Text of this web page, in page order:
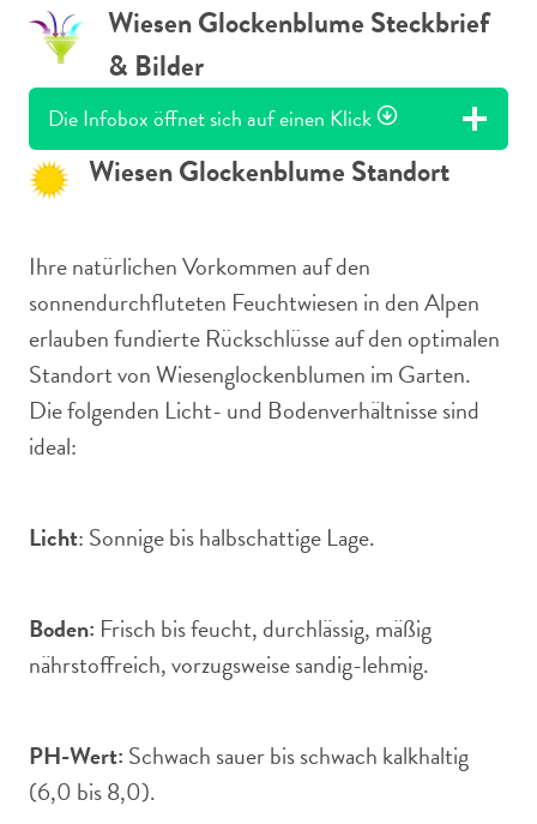
Wiesen Glockenblume Steckbrief
& Bilder
Die Infobox öffnet sich auf einen Klick
Wiesen Glockenblume Standort
Ihre natürlichen Vorkommen auf den
sonnendurchfluteten Feuchtwiesen in den Alpen
erlauben fundierte Rückschlüsse auf den optimalen
Standort von Wiesenglockenblumen im Garten.
Die folgenden Licht- und Bodenverhältnisse sind
ideal:
Licht: Sonnige bis halbschattige Lage.
Boden: Frisch bis feucht, durchlässig, mäßig
nährstoffreich, vorzugsweise sandig-lehmig.
PH-Wert: Schwach sauer bis schwach kalkhaltig
(6,0 bis 8,0).